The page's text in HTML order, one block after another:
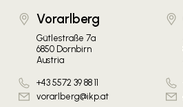
Vorarlberg
Gütlestraße 7a
6850 Dornbirn
Austria
+43 5572 39 88 11
vorarlberg@ikp.at